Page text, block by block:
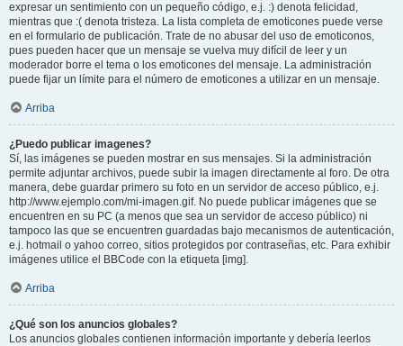
expresar un sentimiento con un pequeño código, e.j. :) denota felicidad,
mientras que :( denota tristeza. La lista completa de emoticones puede verse
en el formulario de publicación. Trate de no abusar del uso de emoticonos,
pues pueden hacer que un mensaje se vuelva muy difícil de leer y un
moderador borre el tema o los emoticones del mensaje. La administración
puede fijar un límite para el número de emoticones a utilizar en un mensaje.
Arriba
¿Puedo publicar imagenes?
Sí, las imágenes se pueden mostrar en sus mensajes. Si la administración
permite adjuntar archivos, puede subir la imagen directamente al foro. De otra
manera, debe guardar primero su foto en un servidor de acceso público, e.j.
http://www.ejemplo.com/mi-imagen.gif. No puede publicar imágenes que se
encuentren en su PC (a menos que sea un servidor de acceso público) ni
tampoco las que se encuentren guardadas bajo mecanismos de autenticación,
e.j. hotmail o yahoo correo, sitios protegidos por contraseñas, etc. Para exhibir
imágenes utilice el BBCode con la etiqueta [img].
Arriba
¿Qué son los anuncios globales?
Los anuncios globales contienen información importante y debería leerlos